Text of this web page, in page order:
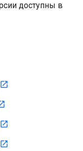
доступны в